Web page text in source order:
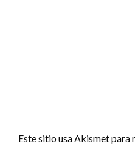
Este sitio usa Akismet para